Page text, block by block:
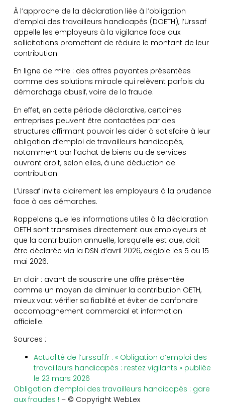
À l’approche de la déclaration liée à l’obligation
d’emploi des travailleurs handicapés (DOETH), l’Urssaf
appelle les employeurs à la vigilance face aux
sollicitations promettant de réduire le montant de leur
contribution.
En ligne de mire : des offres payantes présentées
comme des solutions miracle qui relèvent parfois du
démarchage abusif, voire de la fraude.
En effet, en cette période déclarative, certaines
entreprises peuvent être contactées par des
structures affirmant pouvoir les aider à satisfaire à leur
obligation d’emploi de travailleurs handicapés,
notamment par l’achat de biens ou de services
ouvrant droit, selon elles, à une déduction de
contribution.
L’Urssaf invite clairement les employeurs à la prudence
face à ces démarches.
Rappelons que les informations utiles à la déclaration
OETH sont transmises directement aux employeurs et
que la contribution annuelle, lorsqu’elle est due, doit
être déclarée via la DSN d’avril 2026, exigible les 5 ou 15
mai 2026.
En clair : avant de souscrire une offre présentée
comme un moyen de diminuer la contribution OETH,
mieux vaut vérifier sa fiabilité et éviter de confondre
accompagnement commercial et information
officielle.
Sources :
Actualité de l’urssaf.fr : « Obligation d’emploi des
travailleurs handicapés : restez vigilants » publiée
le 23 mars 2026
Obligation d’emploi des travailleurs handicapés : gare
aux fraudes ! – © Copyright WebLex